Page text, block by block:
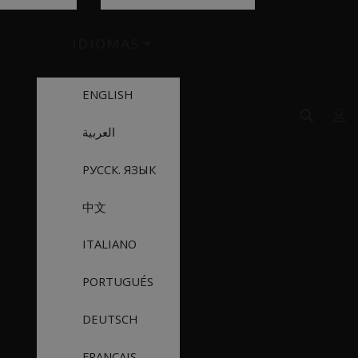
ENGLISH
العربية
РУССК. ЯЗЫК
中文
ITALIANO
PORTUGUÉS
DEUTSCH